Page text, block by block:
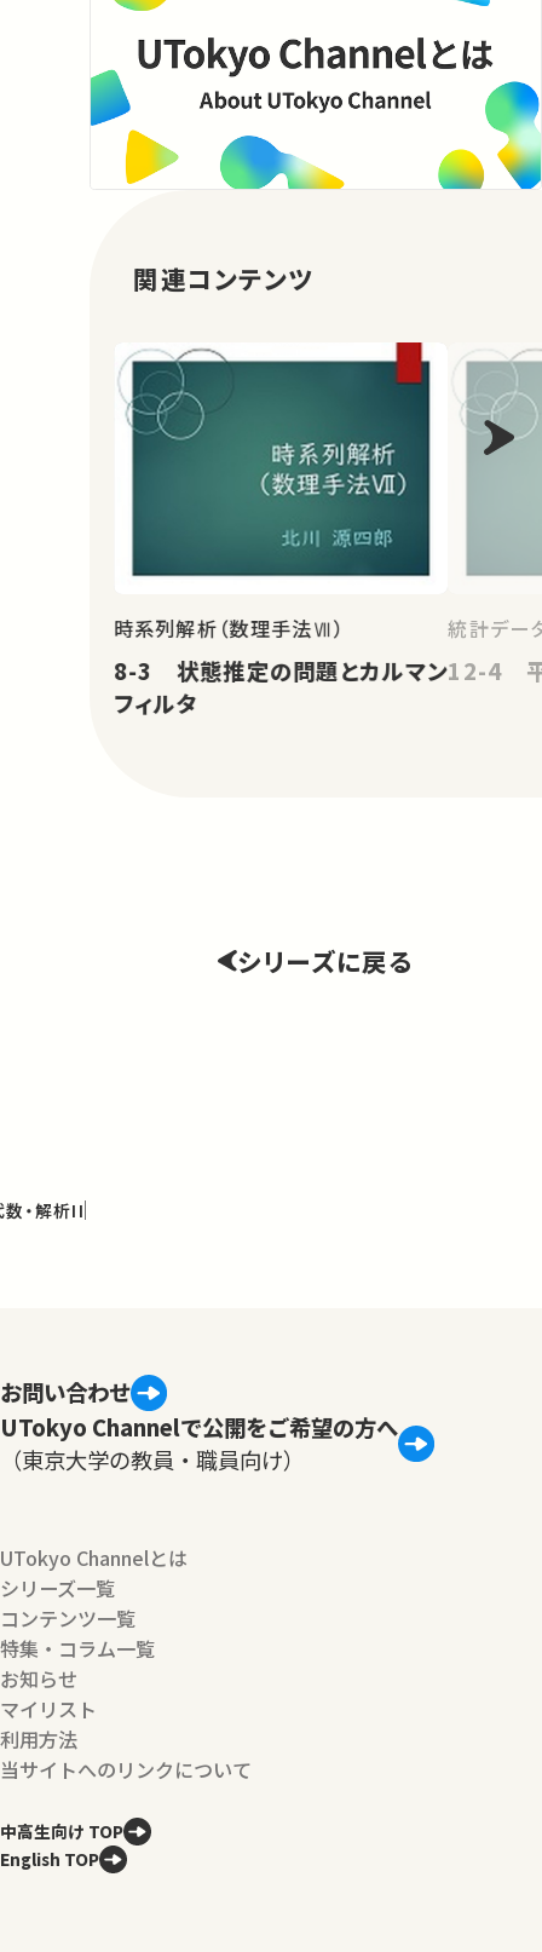
関連コンテンツ
時系列解析（数理手法Ⅶ）
8-3 状態推定の問題とカルマン
フィルタ
統計デー
12-4 平
シリーズに戻る
・解析II
お問い合わせ
UTokyo Channelで公開をご希望の方へ
（東京大学の教員・職員向け）
UTokyo Channelとは
シリーズ一覧
コンテンツ一覧
特集・コラム一覧
お知らせ
マイリスト
利用方法
当サイトへのリンクについて
中高生向け TOP
English TOP